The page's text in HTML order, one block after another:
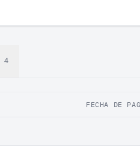
4
FECHA DE